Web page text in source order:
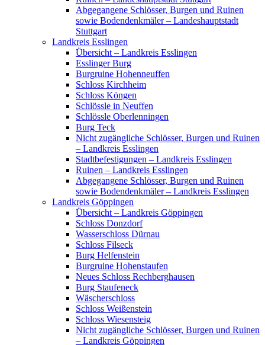
Abgegangene Schlösser, Burgen und Ruinen
sowie Bodendenkmäler – Landeshauptstadt
Stuttgart
Landkreis Esslingen
Übersicht – Landkreis Esslingen
Esslinger Burg
Burgruine Hohenneuffen
Schloss Kirchheim
Schloss Köngen
Schlössle in Neuffen
Schlössle Oberlenningen
Burg Teck
Nicht zugängliche Schlösser, Burgen und Ruinen
– Landkreis Esslingen
Stadtbefestigungen – Landkreis Esslingen
Ruinen – Landkreis Esslingen
Abgegangene Schlösser, Burgen und Ruinen
sowie Bodendenkmäler – Landkreis Esslingen
Landkreis Göppingen
Übersicht – Landkreis Göppingen
Schloss Donzdorf
Wasserschloss Dürnau
Schloss Filseck
Burg Helfenstein
Burgruine Hohenstaufen
Neues Schloss Rechberghausen
Burg Staufeneck
Wäscherschloss
Schloss Weißenstein
Schloss Wiesensteig
Nicht zugängliche Schlösser, Burgen und Ruinen
– Landkreis Göppingen